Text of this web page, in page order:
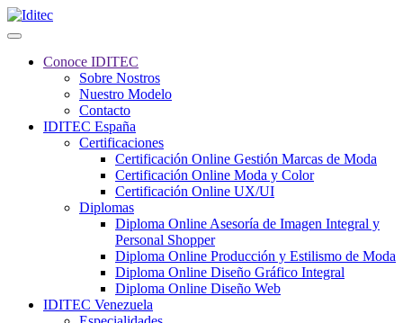
Conoce IDITEC
Sobre Nostros
Nuestro Modelo
Contacto
IDITEC España
Certificaciones
Certificación Online Gestión Marcas de Moda
Certificación Online Moda y Color
Certificación Online UX/UI
Diplomas
Diploma Online Asesoría de Imagen Integral y
Personal Shopper
Diploma Online Producción y Estilismo de Moda
Diploma Online Diseño Gráfico Integral
Diploma Online Diseño Web
IDITEC Venezuela